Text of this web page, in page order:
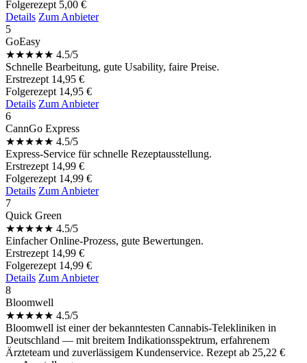
Folgerezept 5,00 €
Details Zum Anbieter
5
GoEasy
★★★★★ 4.5/5
Schnelle Bearbeitung, gute Usability, faire Preise.
Erstrezept 14,95 €
Folgerezept 14,95 €
Details Zum Anbieter
6
CannGo Express
★★★★★ 4.5/5
Express-Service für schnelle Rezeptausstellung.
Erstrezept 14,99 €
Folgerezept 14,99 €
Details Zum Anbieter
7
Quick Green
★★★★★ 4.5/5
Einfacher Online-Prozess, gute Bewertungen.
Erstrezept 14,99 €
Folgerezept 14,99 €
Details Zum Anbieter
8
Bloomwell
★★★★★ 4.5/5
Bloomwell ist einer der bekanntesten Cannabis-Telekliniken in
Deutschland — mit breitem Indikationsspektrum, erfahrenem
Ärzteteam und zuverlässigem Kundenservice. Rezept ab 25,22 €